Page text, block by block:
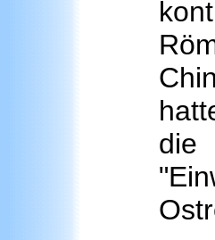
die